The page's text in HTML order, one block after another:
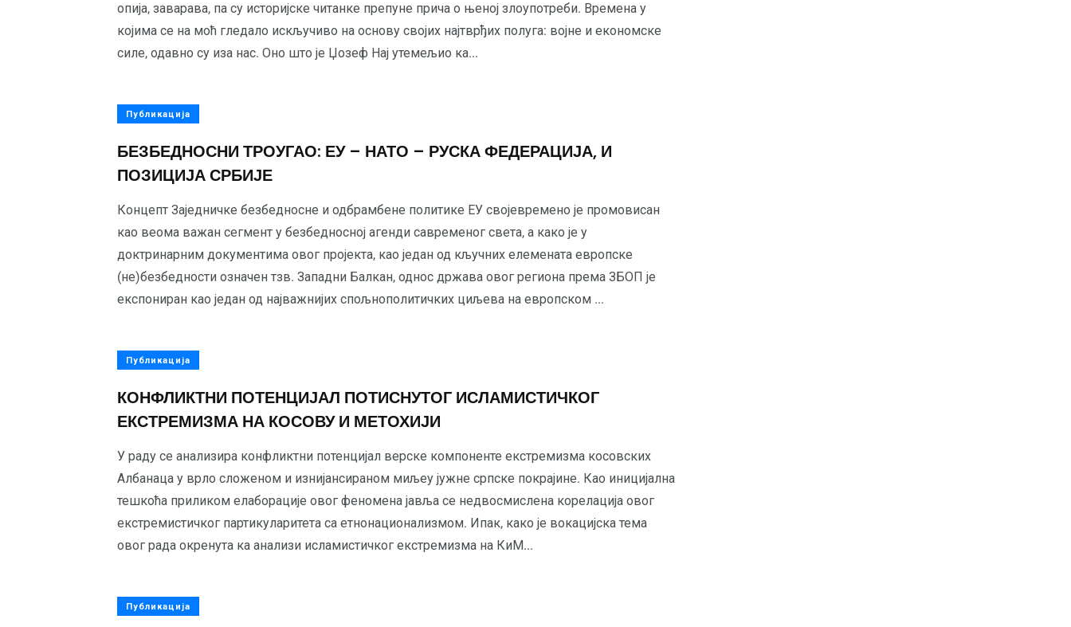
опија, заварава, па су историјске читанке препуне прича о њеној злоупотреби. Времена у
којима се на моћ гледало искључиво на основу својих најтврђих полуга: војне и економске
силе, одавно су иза нас. Оно што је Џозеф Нај утемељио ка...
Публикација
БЕЗБЕДНОСНИ ТРОУГАО: ЕУ – НАТО – РУСКА ФЕДЕРАЦИЈА, И
ПОЗИЦИЈА СРБИЈЕ
Концепт Заједничке безбедносне и одбрамбене политике ЕУ својевремено је промовисан
као веома важан сегмент у безбедносној агенди савременог света, а како је у
доктринарним документима овог пројекта, као један од кључних елемената европске
(не)безбедности означен тзв. Западни Балкан, однос држава овог региона према ЗБОП је
експониран као један од најважнијих спољнополитичких циљева на европском ...
Публикација
КОНФЛИКТНИ ПОТЕНЦИЈАЛ ПОТИСНУТОГ ИСЛАМИСТИЧКОГ
ЕКСТРЕМИЗМА НА КОСОВУ И МЕТОХИЈИ
У раду се анализира конфликтни потенцијал верске компоненте екстремизма косовских
Албанаца у врло сложеном и изнијансираном миљеу јужне српске покрајине. Као иницијална
тешкоћа приликом елаборације овог феномена јавља се недвосмислена корелација овог
екстремистичког партикуларитета са етнонационализмом. Ипак, како је вокацијска тема
овог рада окренута ка анализи исламистичког екстремизма на КиМ...
Публикација